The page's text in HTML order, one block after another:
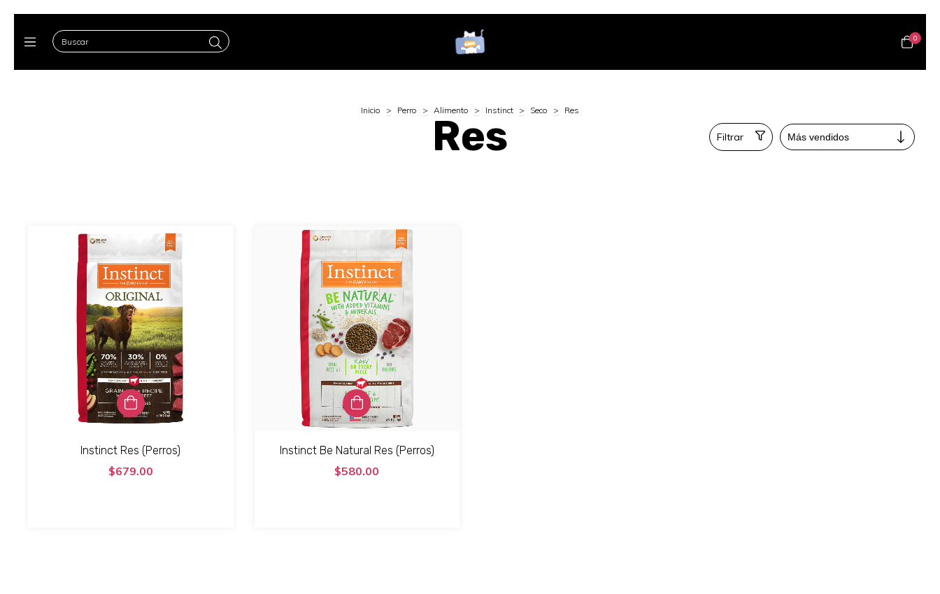
0
Inicio > Perro > Alimento > Instinct > Seco > Res
Res Filtrar
Instinct Res (Perros)
$679.00
Instinct Be Natural Res (Perros)
$580.00